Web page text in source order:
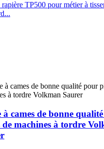
rapière TP500 pour métier à
cames de bonne
de machines à tordre